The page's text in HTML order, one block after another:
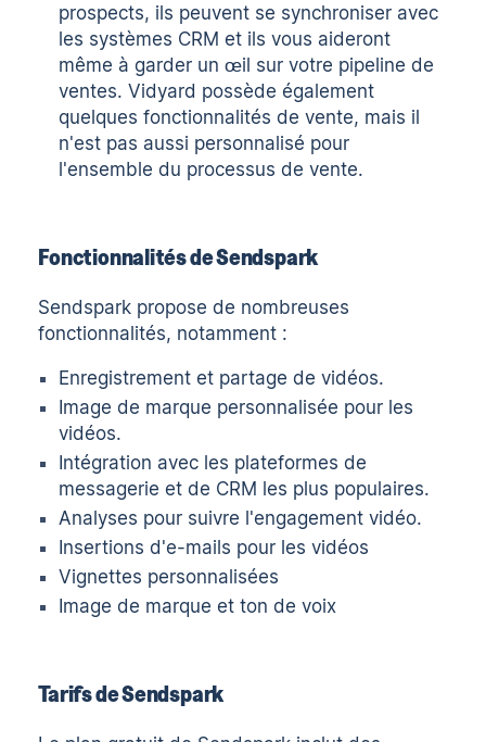
prospects, ils peuvent se synchroniser avec
les systèmes CRM et ils vous aideront
même à garder un œil sur votre pipeline de
ventes. Vidyard possède également
quelques fonctionnalités de vente, mais il
n'est pas aussi personnalisé pour
l'ensemble du processus de vente.
Fonctionnalités de Sendspark
Sendspark propose de nombreuses
fonctionnalités, notamment :
Enregistrement et partage de vidéos.
Image de marque personnalisée pour les
vidéos.
Intégration avec les plateformes de
messagerie et de CRM les plus populaires.
Analyses pour suivre l'engagement vidéo.
Insertions d'e-mails pour les vidéos
Vignettes personnalisées
Image de marque et ton de voix
Tarifs de Sendspark